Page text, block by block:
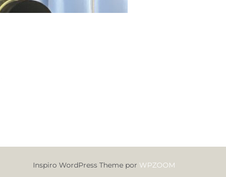
Inspiro WordPress Theme por WPZOOM